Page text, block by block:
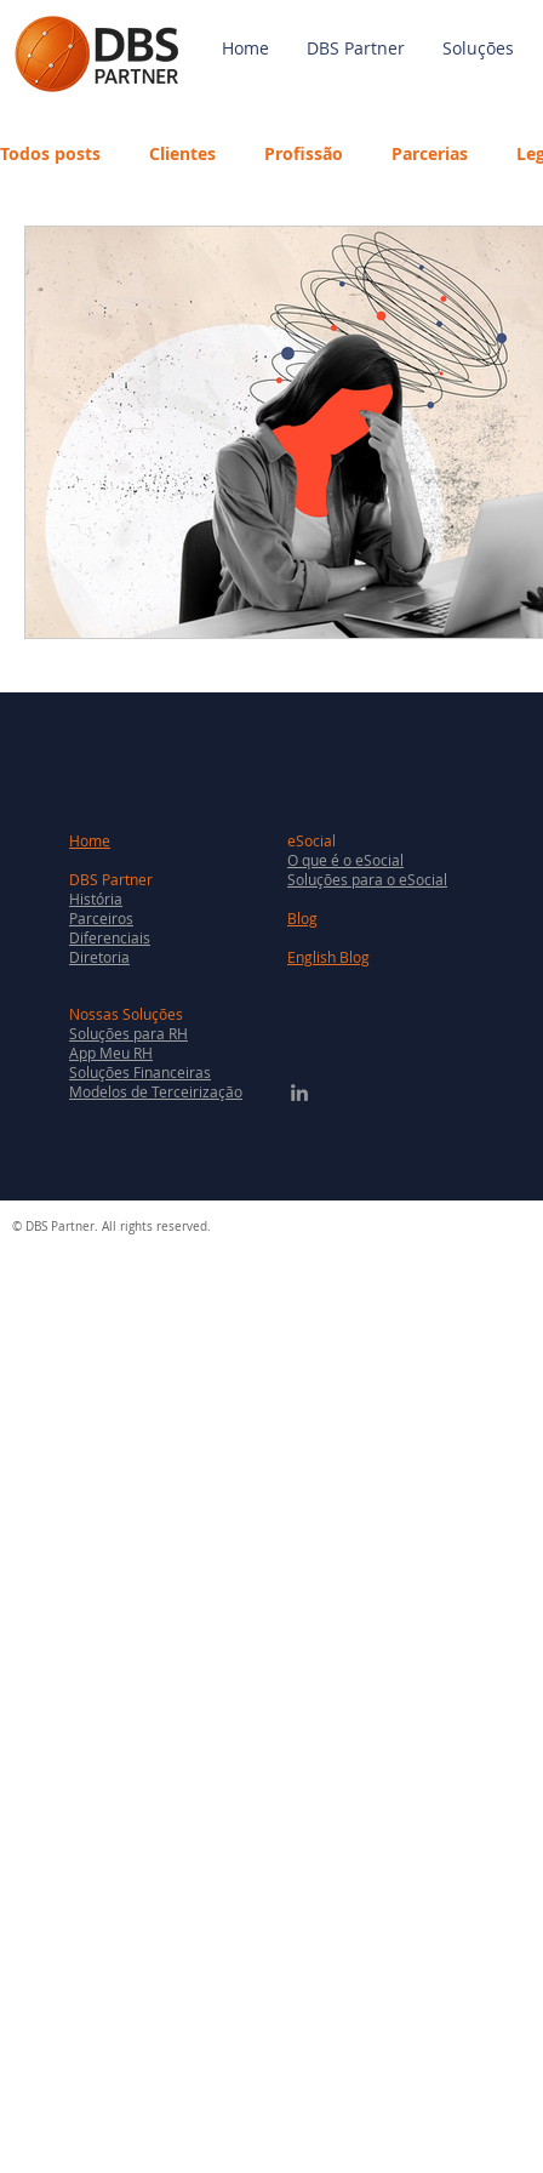
Home DBS Partner Soluções
Todos posts Clientes Profissão Parcerias
Payroll Mercado de Trabalho
Avaliação de Desempenho Inteligência Artificial
eSocial Recursos Humanos Treinamento
Português Big Data DBS Partner Férias
Home
DBS Partner
História
Parceiros
Diferenciais
Diretoria
eSocial
O que é o eSocial
Soluções para o eSocial
Blog
English Blog
Nossas Soluções
Soluções para RH
App Meu RH
Soluções Financeiras
Modelos de Terceirização
© DBS Partner. All rights reserved.